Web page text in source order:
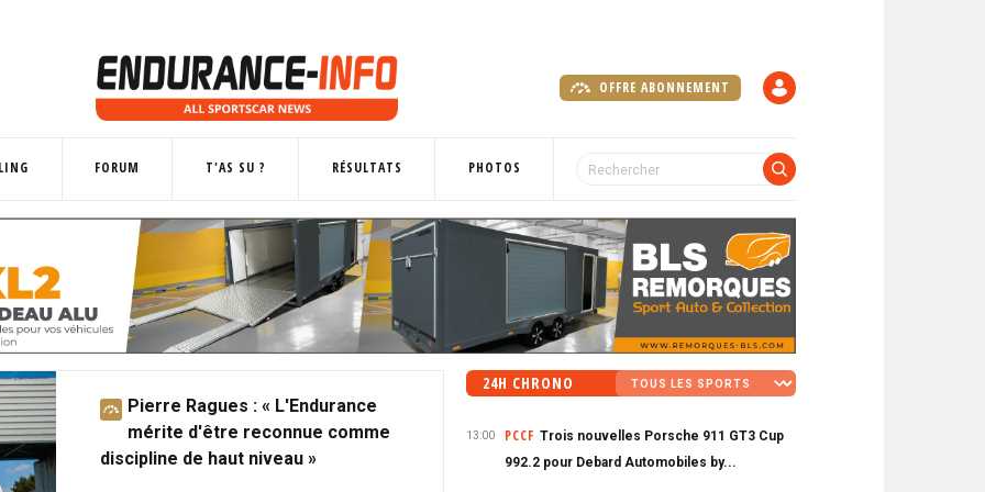
OFFRE ABONNEMENT
FORUM T'AS SU ? RÉSULTATS PHOTOS
A
b
o
Pierre Ragues : « L'Endurance
mérite d'être reconnue comme
discipline de haut niveau »
24H CHRONO
13:00 PCCF Trois nouvelles Porsche 911 GT3 Cup
992.2 pour Debard Automobiles by...